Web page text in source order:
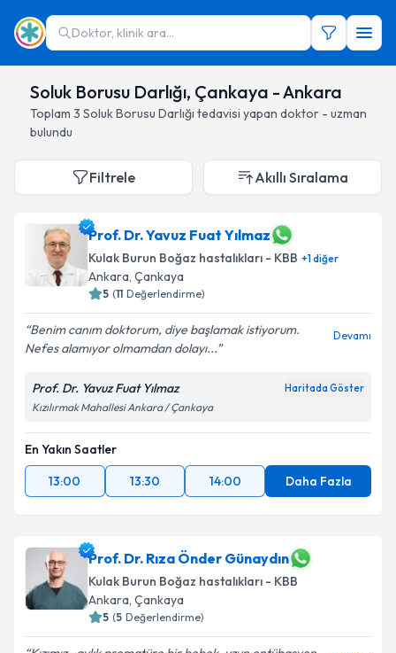
Doktor, klinik ara...
Soluk Borusu Darlığı, Çankaya - Ankara
Toplam 3 Soluk Borusu Darlığı tedavisi yapan doktor - uzman
bulundu
Filtrele Akıllı Sıralama
Prof. Dr. Yavuz Fuat Yılmaz
Kulak Burun Boğaz hastalıkları - KBB +1diğer
Ankara, Çankaya
5 (11 Değerlendirme)
Benim canım doktorum, diye başlamak istiyorum.
Nefes alamıyor olmamdan dolayı...
Devamı
Prof. Dr. Yavuz Fuat Yılmaz Haritada Göster
Kızılırmak Mahallesi Ankara / Çankaya
En Yakın Saatler
13:00
13:30 14:00 Daha Fazla
Prof. Dr. Rıza Önder Günaydın
Kulak Burun Boğaz hastalıkları - KBB
Ankara, Çankaya
5 (5 Değerlendirme)